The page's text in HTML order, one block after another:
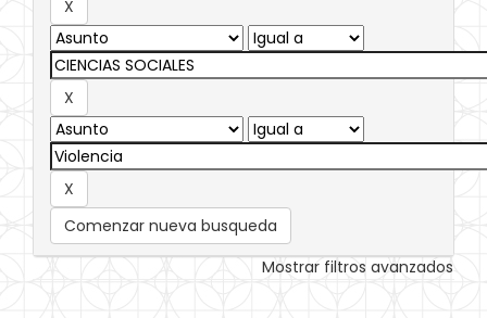
Comenzar nueva busqueda
Mostrar filtros avanzados